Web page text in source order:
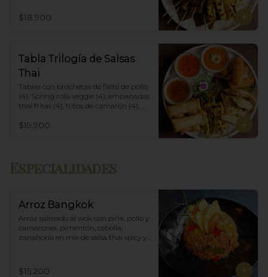
amarillo.
$18.900
Tabla Trilogía de Salsas
Thai
Tablas con brochetas de filete de pollo
(4), Spring rolls veggie (4), empanadas
thai fritas (4), fritos de camarón (4),
Salsa de Maní y Soja spicy.
$19.900
Arroz Bangkok
Arroz salteado al wok con piña, pollo y
camarones, pimentón, cebolla,
zanahoria en mix de salsa thai spicy y
$15.200